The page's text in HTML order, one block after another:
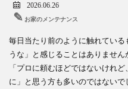
2026.06.26
✎ お家のメンテナンス
毎日当たり前のように触れてい
うな」と感じることはありません
「プロに頼むほどではないけれ
に」と思う方も多いのではないで